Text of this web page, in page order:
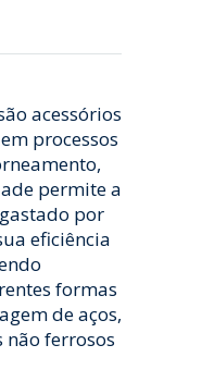
acessórios
processos
permite a
por
eficiência
formas
de aços,
ferrosos